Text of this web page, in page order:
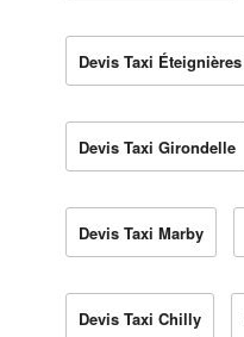
Devis Taxi Éteignières
Devis Taxi Girondelle
Devis Taxi Marby
Devis Taxi Chilly